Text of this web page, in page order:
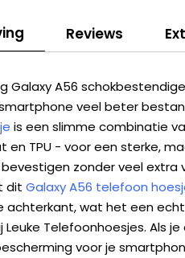
Reviews
Galaxy A56
veel beter
is een slimme combinatie
en TPU - voor een sterke,
zonder veel extra
dit Galaxy A56 telefoon
achterkant, wat het een
Leuke Telefoonhoesjes. Als
voor je